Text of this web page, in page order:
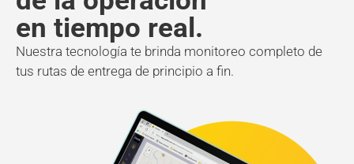
en tiempo real.
Nuestra tecnología te brinda monitoreo completo de
tus rutas de entrega de principio a fin.